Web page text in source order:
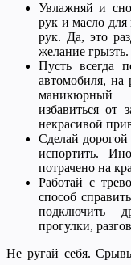
Увлажняй и
рук и масло
рук. Да, это
желание грызть.
Пусть всегда
автомобиля, на
маникюрный
избавиться от
некрасивой
Сделай
испортить.
потрачено на
Работай с
способ
подключить
прогулки,
Не ругай себя.